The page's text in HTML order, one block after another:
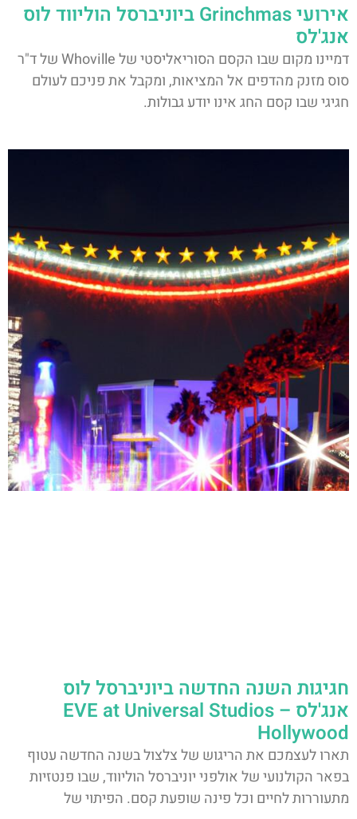
אירועי Grinchmas ביוניברסל הוליווד לוס
אנג'לס
דמיינו מקום שבו הקסם הסוריאליסטי של Whoville של ד"ר
סוס מזנק מהדפים אל המציאות, ומקבל את פניכם לעולם
חגיגי שבו קסם החג אינו יודע גבולות.
חגיגות השנה החדשה ביוניברסל לוס
אנג'לס – EVE at Universal Studios
Hollywood
תארו לעצמכם את הריגוש של צלצול בשנה החדשה עטוף
בפאר הקולנועי של אולפני יוניברסל הוליווד, שבו פנטזיות
מתעוררות לחיים וכל פינה שופעת קסם. הפיתוי של